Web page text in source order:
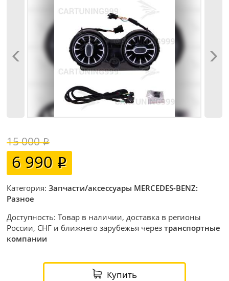
15 000
6 990
Категория:Запчасти/аксессуары MERCEDES-BENZ:
Разное
Доступность: Товар в наличии, доставка в регионы
России, СНГ и ближнего зарубежья черезтранспортные
компании
Купить